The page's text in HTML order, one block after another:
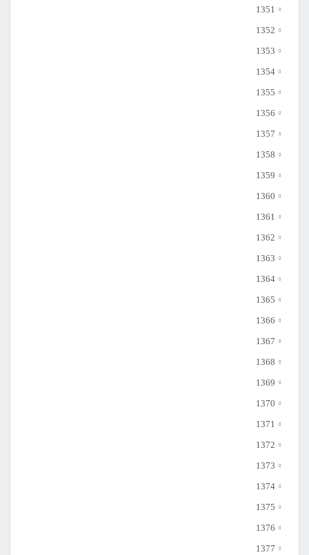
1351
1352
1353
1354
1355
1356
1357
1358
1359
1360
1361
1362
1363
1364
1365
1366
1367
1368
1369
1370
1371
1372
1373
1374
1375
1376
1377